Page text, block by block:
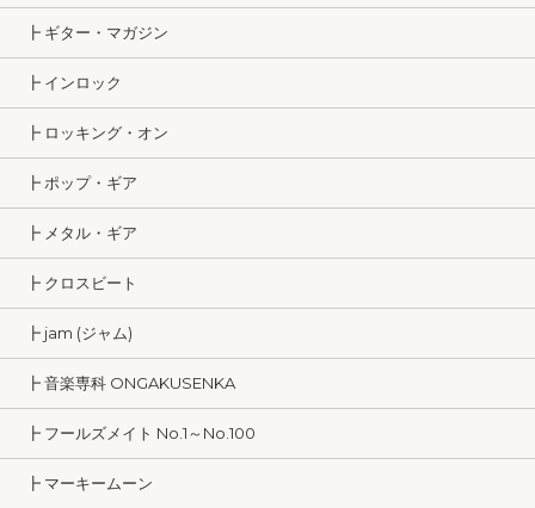
┣ ギター・マガジン
┣ インロック
┣ ロッキング・オン
┣ ポップ・ギア
┣ メタル・ギア
┣ クロスビート
┣ jam (ジャム)
┣ 音楽専科 ONGAKUSENKA
┣ フールズメイト No.1～No.100
┣ マーキームーン